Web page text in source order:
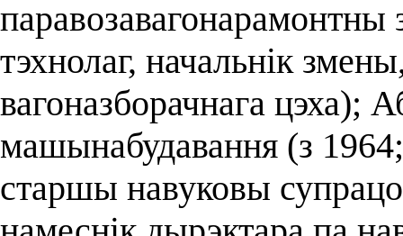
тэхнолаг, начальнік
вагоназборачнага цэха);
машынабудавання (з
старшы навуковы